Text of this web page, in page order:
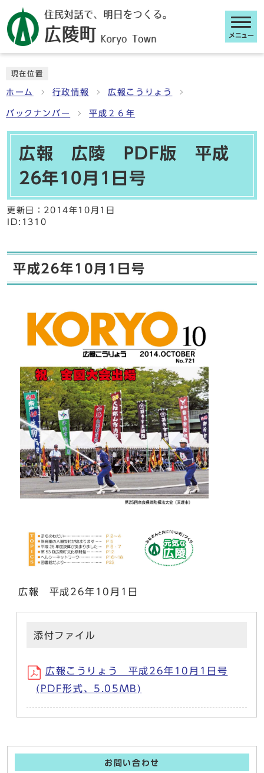
メニュー
現在位置
ホーム 行政情報 広報こうりょう
バックナンバー 平成２６年
広報 広陵 PDF版 平成
26年10月1日号
更新日： 2014年10月1日
ID:1310
平成26年10月1日号
広報 平成26年10月1日
添付ファイル
広報こうりょう 平成26年10月1日号
(PDF形式、5.05MB)
お問い合わせ